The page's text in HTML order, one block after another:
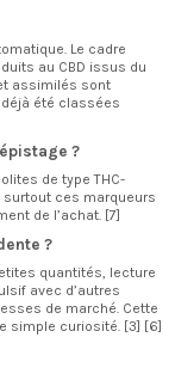
Le cadre
au CBD issus du
assimilés sont
été classées
?
de type THC-
surtout ces marqueurs
de l’achat. [7]
?
quantités, lecture
avec d’autres
de marché. Cette
simple curiosité. [3] [6]